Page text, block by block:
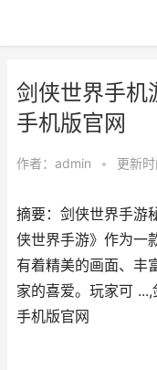
剑侠世界手机
手机版官网
作者： admin • 更新
摘要：剑侠世界手游
侠世界手游》作为一
有着精美的画面、丰
家的喜爱。玩家可
手机版官网